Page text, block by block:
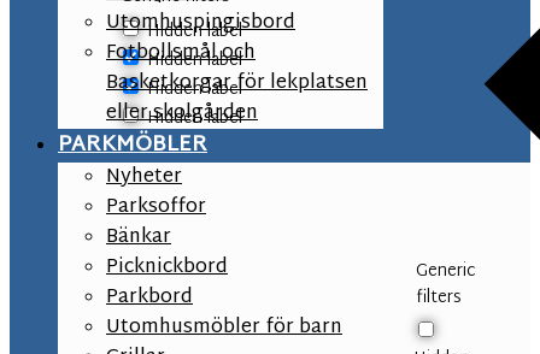
Hidden label
Hidden label
Hidden label
Hidden label
Generic
filters
Utomhuspingisbord
Fotbollsmål och
Basketkorgar för lekplatsen
eller skolgården
PARKMÖBLER
Nyheter
Parksoffor
Bänkar
Picknickbord
Parkbord
Utomhusmöbler för barn